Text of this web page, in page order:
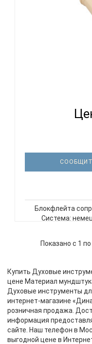
SWAN
Блокфлейта
Система:
сопрано,
Показано с 1
Купить Духовые
цене Материал
Духовые инструменты
интернет-магазине
розничная продажа.
информация
сайте. Наш телефон в
выгодной цене в